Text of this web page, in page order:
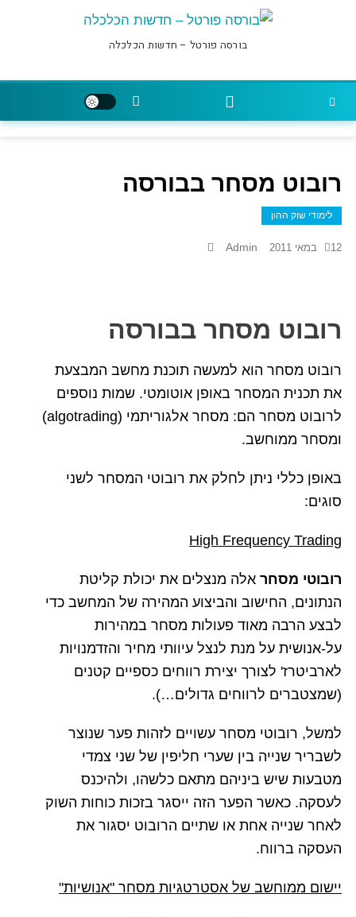
בורסה פורטל – חדשות הכלכלה
רובוט מסחר בבורסה
לימודי שוק ההון
12 במאי 2011 Admin
רובוט מסחר בבורסה
רובוט מסחר הוא למעשה תוכנת מחשב המבצעת
את תכנית המסחר באופן אוטומטי. שמות נוספים
לרובוט מסחר הם: מסחר אלגוריתמי (algotrading)
ומסחר ממוחשב.
באופן כללי ניתן לחלק את רובוטי המסחר לשני
סוגים:
High Frequency Trading
רובוטי מסחר אלה מנצלים את יכולת קליטת
הנתונים, החישוב והביצוע המהירה של המחשב כדי
לבצע הרבה מאוד פעולות מסחר במהירות
על-אנושית על מנת לנצל עיוותי מחיר והזדמנויות
לארביטרז' לצורך יצירת רווחים כספיים קטנים
(שמצטברים לרווחים גדולים…).
למשל, רובוטי מסחר עשויים לזהות פער שנוצר
לשבריר שנייה בין שערי חליפין של שני צמדי
מטבעות שיש ביניהם מתאם כלשהו, ולהיכנס
לעסקה. כאשר הפער הזה ייסגר בזכות כוחות השוק
לאחר שנייה אחת או שתיים הרובוט יסגור את
העסקה ברווח.
יישום ממוחשב של אסטרטגיות מסחר "אנושיות"